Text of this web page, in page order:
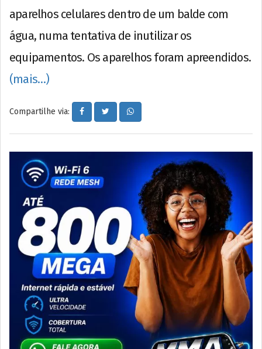
aparelhos celulares dentro de um balde com
água, numa tentativa de inutilizar os
equipamentos. Os aparelhos foram apreendidos.
(mais…)
Compartilhe via: